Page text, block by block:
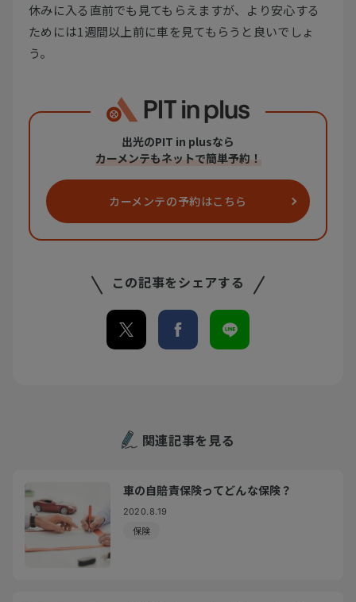
休みに入る直前でも見てもらえますが、より安心する
ためには1週間以上前に車を見てもらうと良いでしょ
う。
出光のPIT in plusなら
カーメンテもネットで簡単予約！
カーメンテの予約はこちら
この記事をシェアする
関連記事を見る
車の自賠責保険ってどんな保険？
2020.8.19
保険